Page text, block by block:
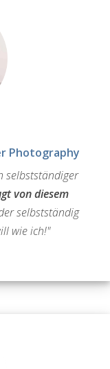
Photography
selbstständiger
von diesem
selbstständig
wie ich!"